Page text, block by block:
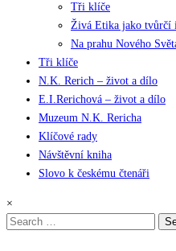
Tři klíče
Živá Etika jako tvůrčí
Na prahu Nového
Tři klíče
N.K. Rerich – život a dílo
E.I.Rerichová – život a dílo
Muzeum N.K. Rericha
Klíčové rady
Návštěvní kniha
Slovo k českému čtenáři
×
Search